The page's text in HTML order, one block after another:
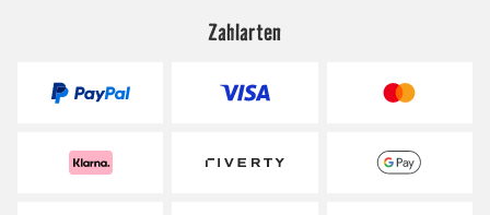
Zahlarten